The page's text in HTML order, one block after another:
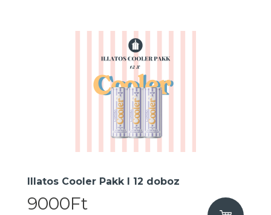
Illatos Cooler Pakk I 12 doboz
9000Ft